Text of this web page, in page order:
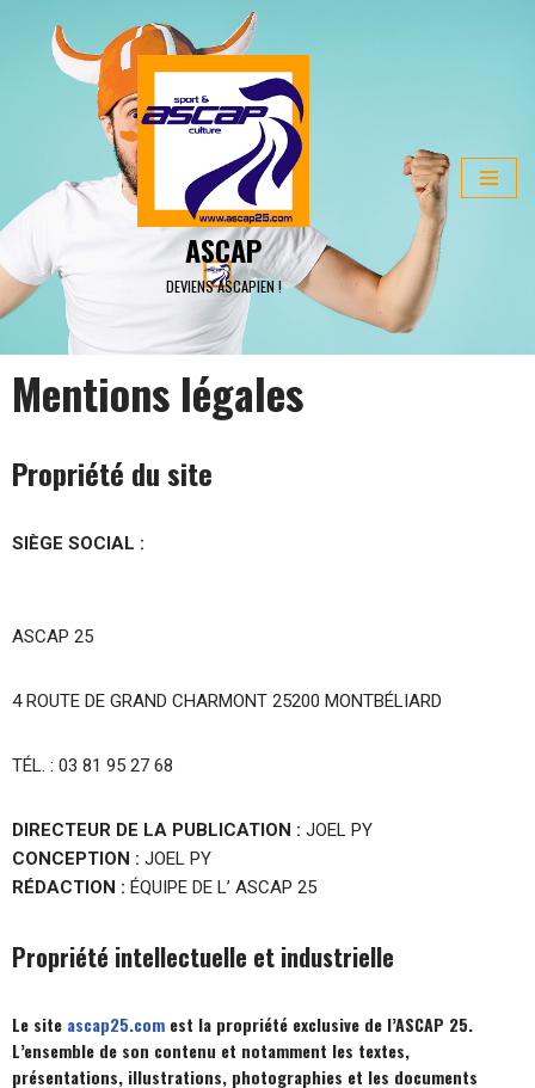
ALLER
ASCAP
DEVIENS ASCAPIEN !
Mentions légales
Propriété du site
SIÈGE SOCIAL :
ASCAP 25
4 ROUTE DE GRAND CHARMONT 25200 MONTBÉLIARD
TÉL. : 03 81 95 27 68
DIRECTEUR DE LA PUBLICATION : JOEL PY
CONCEPTION : JOEL PY
RÉDACTION : ÉQUIPE DE L’ ASCAP 25
Propriété intellectuelle et industrielle
Le site ascap25.com est la propriété exclusive de l’ASCAP 25.
L’ensemble de son contenu et notamment les textes,
présentations, illustrations, photographies et les documents